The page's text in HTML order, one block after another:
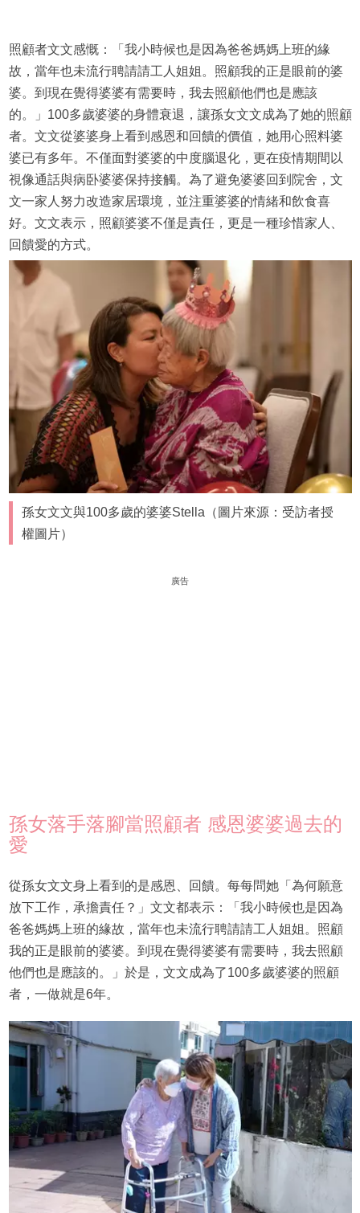
照顧者文文感慨：「我小時候也是因為爸爸媽媽上班的緣
故，當年也未流行聘請請工人姐姐。照顧我的正是眼前的婆
婆。到現在覺得婆婆有需要時，我去照顧他們也是應該
的。」100多歲婆婆的身體衰退，讓孫女文文成為了她的照顧
者。文文從婆婆身上看到感恩和回饋的價值，她用心照料婆
婆已有多年。不僅面對婆婆的中度腦退化，更在疫情期間以
視像通話與病卧婆婆保持接觸。為了避免婆婆回到院舍，文
文一家人努力改造家居環境，並注重婆婆的情緒和飲食喜
好。文文表示，照顧婆婆不僅是責任，更是一種珍惜家人、
回饋愛的方式。
孫女文文與100多歲的婆婆Stella（圖片來源：受訪者授
權圖片）
廣告
孫女落手落腳當照顧者 感恩婆婆過去的
愛
從孫女文文身上看到的是感恩、回饋。每每問她「為何願意
放下工作，承擔責任？」文文都表示：「我小時候也是因為
爸爸媽媽上班的緣故，當年也未流行聘請請工人姐姐。照顧
我的正是眼前的婆婆。到現在覺得婆婆有需要時，我去照顧
他們也是應該的。」於是，文文成為了100多歲婆婆的照顧
者，一做就是6年。